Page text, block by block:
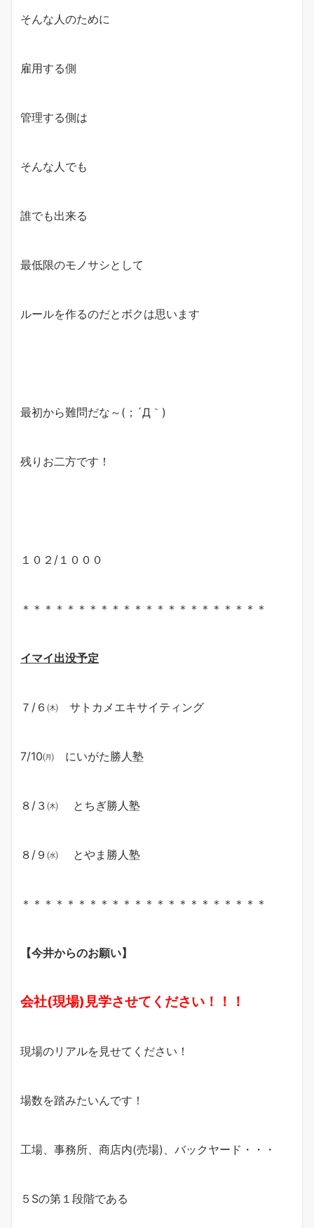
そんな人のために
雇用する側
管理する側は
そんな人でも
誰でも出来る
最低限のモノサシとして
ルールを作るのだとボクは思います
最初から難問だな～(；´Д｀)
残りお二方です！
１０２/１０００
＊＊＊＊＊＊＊＊＊＊＊＊＊＊＊＊＊＊＊＊＊＊
イマイ出没予定
７/６㈭ サトカメエキサイティング
7/10㈪ にいがた勝人塾
８/３㈭ とちぎ勝人塾
８/９㈬ とやま勝人塾
＊＊＊＊＊＊＊＊＊＊＊＊＊＊＊＊＊＊＊＊＊＊
【今井からのお願い】
会社(現場)見学させてください！！！
現場のリアルを見せてください！
場数を踏みたいんです！
工場、事務所、商店内(売場)、バックヤード・・・
５Sの第１段階である